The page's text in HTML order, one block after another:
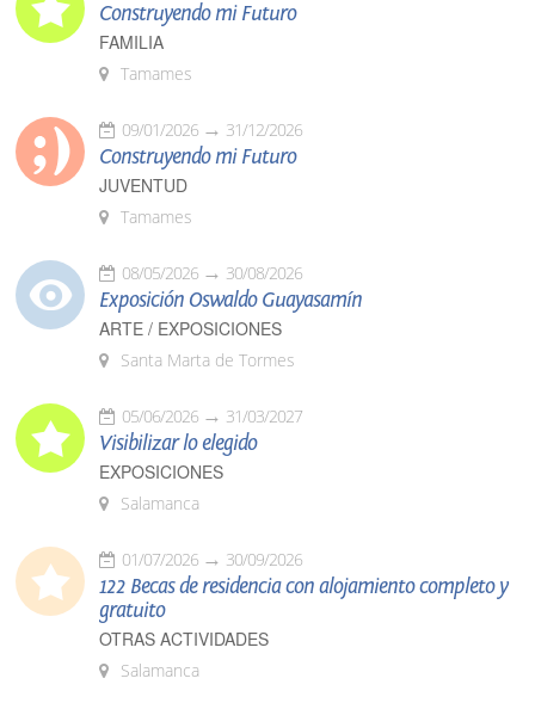
Construyendo mi Futuro
FAMILIA
Tamames
09/01/2026 31/12/2026
Construyendo mi Futuro
JUVENTUD
Tamames
08/05/2026 30/08/2026
Exposición Oswaldo Guayasamín
ARTE / EXPOSICIONES
Santa Marta de Tormes
05/06/2026 31/03/2027
Visibilizar lo elegido
EXPOSICIONES
Salamanca
01/07/2026 30/09/2026
122 Becas de residencia con alojamiento completo y
gratuito
OTRAS ACTIVIDADES
Salamanca